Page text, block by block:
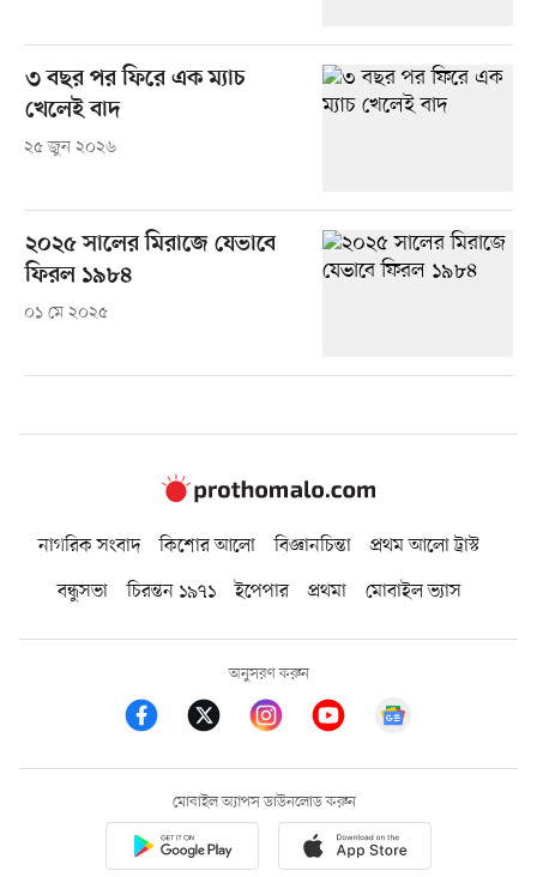
৩ বছর পর ফিরে এক ম্যাচ
খেলেই বাদ
২৫ জুন ২০২৬
২০২৫ সালের মিরাজে যেভাবে
ফিরল ১৯৮৪
০১ মে ২০২৫
নাগরিক সংবাদ কিশোর আলো বিজ্ঞানচিন্তা
প্রথম আলো ট্রাস্ট
বন্ধুসভা
চিরন্তন ১৯৭১ ইপেপার প্রথমা মোবাইল ভ্যাস
অনুসরণ করুন
মোবাইল অ্যাপস ডাউনলোড করুন